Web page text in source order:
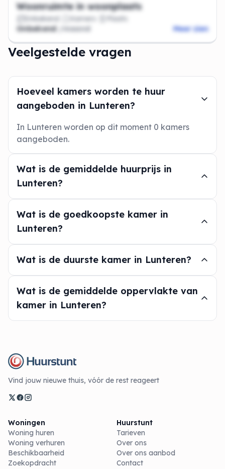
Woonruimte in woonplaats
Onbekend Kamers
Plaats
Onbekend
/maand Meer zien
Veelgestelde vragen
Hoeveel kamers worden te huur
aangeboden in Lunteren?
In Lunteren worden op dit moment 0 kamers
aangeboden.
Wat is de gemiddelde huurprijs in
Lunteren?
Wat is de goedkoopste kamer in
Lunteren?
Wat is de duurste kamer in Lunteren?
Wat is de gemiddelde oppervlakte van
kamer in Lunteren?
Vind jouw nieuwe thuis, vóór de rest reageert
Woningen
Woning huren
Woning verhuren
Beschikbaarheid
Zoekopdracht
Huurstunt
Tarieven
Over ons
Over ons aanbod
Contact